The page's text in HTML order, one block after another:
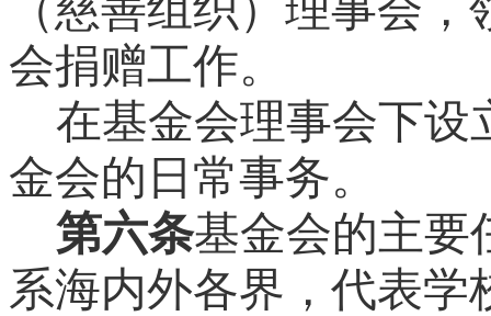
会捐赠工作。
在基金会理事会下设
金会的日常事务。
第六条基金会的主要
系海内外各界，代表